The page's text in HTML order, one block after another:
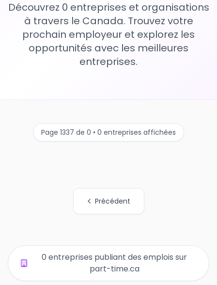
Découvrez 0 entreprises et organisations
à travers le Canada. Trouvez votre
prochain employeur et explorez les
opportunités avec les meilleures
entreprises.
Page 1337 de 0 • 0 entreprises affichées
Précédent
0 entreprises publiant des emplois sur
part-time.ca